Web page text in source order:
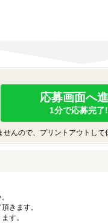
応募画面へ
1分で応募完了
んので、プリントアウトして
きます。
す。